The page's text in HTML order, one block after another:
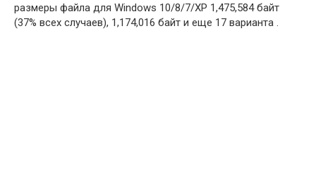
размеры файла для Windows 10/8/7/XP 1,475,584 байт
(37% всех случаев), 1,174,016 байт и еще 17 варианта .